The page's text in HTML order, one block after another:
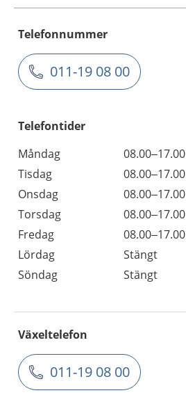
Telefonnummer
011-19 08 00
Telefontider
Måndag
08.00–17.00
Tisdag
08.00–17.00
Onsdag
08.00–17.00
Torsdag
08.00–17.00
Fredag
08.00–17.00
Lördag
Stängt
Söndag
Stängt
Växeltelefon
011-19 08 00